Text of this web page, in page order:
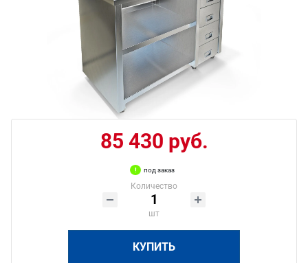
85 430 руб.
под заказ
Количество
шт
КУПИТЬ